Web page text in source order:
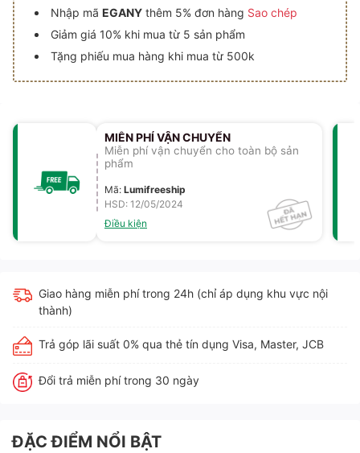
Nhập mã EGANYthêm 5% đơn hàng Sao chép
Giảm giá 10% khi mua từ 5 sản phẩm
Tặng phiếu mua hàng khi mua từ 500k
MIỄN PHÍ VẬN CHUYỂN
Miễn phí vận chuyển cho toàn bộ sản
phẩm
Mã: Lumifreeship
HSD: 12/05/2024
Điều kiện
Giao hàng miễn phí trong 24h (chỉ áp dụng khu vực nội
thành)
Trả góp lãi suất 0% qua thẻ tín dụng Visa, Master, JCB
Đổi trả miễn phí trong 30 ngày
ĐẶC ĐIỂM NỔI BẬT